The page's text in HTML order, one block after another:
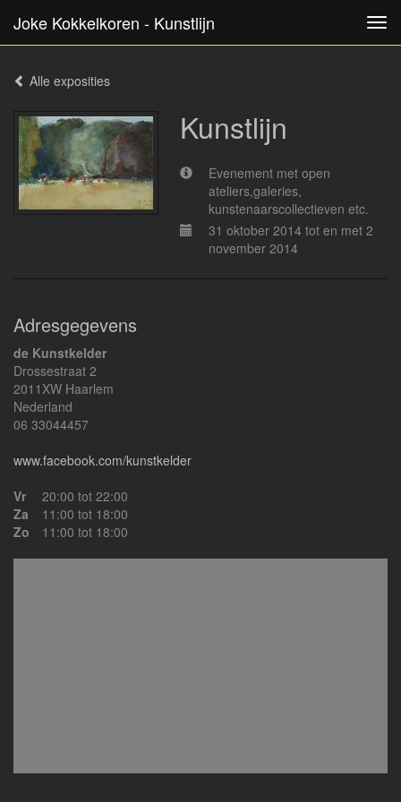
Joke Kokkelkoren - Kunstlijn
Alle exposities
Kunstlijn
Evenement met open
ateliers,galeries,
kunstenaarscollectieven etc.
31 oktober 2014 tot en met 2
november 2014
Adresgegevens
de Kunstkelder
Drossestraat 2
2011XW Haarlem
Nederland
06 33044457
www.facebook.com/kunstkelder
Vr
20:00 tot 22:00
Za
11:00 tot 18:00
Zo
11:00 tot 18:00